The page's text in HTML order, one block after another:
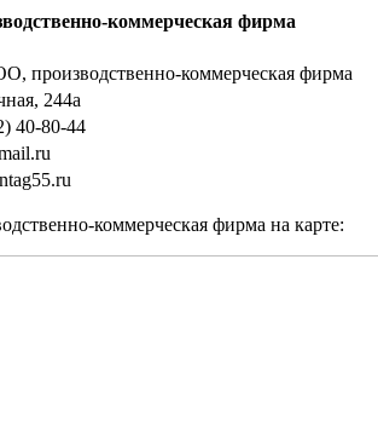
коммерческая фирма
производственно-коммерческая фирма
244а
40-80-44
коммерческая фирма на карте: